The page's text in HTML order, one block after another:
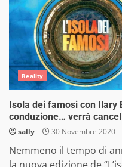
Reality
Isola dei famosi con Ilary
conduzione… verrà
sally 30 Novembre 2020
Nemmeno il tempo di